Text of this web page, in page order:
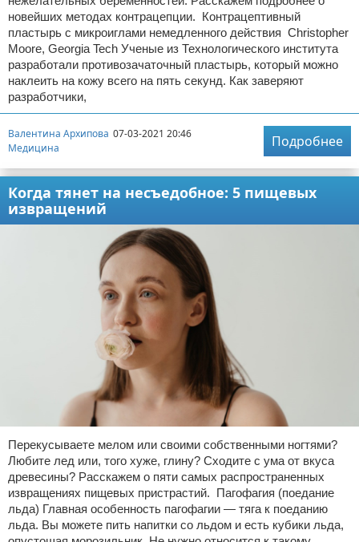
новейших методах контрацепции. Контрацептивный
пластырь с микроиглами немедленного действия Christopher
Moore, Georgia Tech Ученые из Технологического института
разработали противозачаточный пластырь, который можно
наклеить на кожу всего на пять секунд. Как заверяют
разработчики,
Валентина Архипова 07-03-2021 20:46
Медицина
Подробнее
Когда тянет на несъедобное: 5 пищевых
извращений
Перекусываете мелом или своими собственными ногтями?
Любите лед или, того хуже, глину? Сходите с ума от вкуса
древесины? Расскажем о пяти самых распространенных
извращениях пищевых пристрастий. Пагофагия (поедание
льда) Главная особенность пагофагии — тяга к поеданию
льда. Вы можете пить напитки со льдом и есть кубики льда,